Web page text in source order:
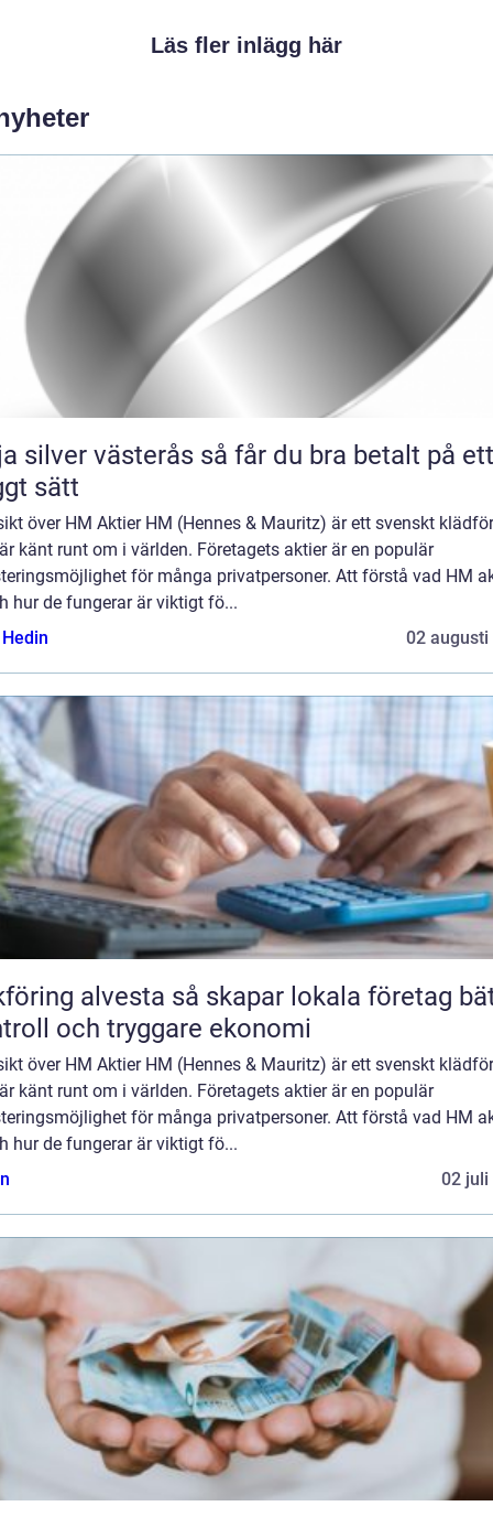
Läs fler inlägg här
västerås så får du bra betalt på ett
sätt
över HM Aktier HM (Hennes & Mauritz) är ett svenskt
känt runt om i världen. Företagets aktier är en populär
för många privatpersoner. Att förstå vad HM
hur de fungerar är viktigt fö...
02 augusti
så skapar lokala företag bättre
och tryggare ekonomi
över HM Aktier HM (Hennes & Mauritz) är ett svenskt
känt runt om i världen. Företagets aktier är en populär
för många privatpersoner. Att förstå vad HM
hur de fungerar är viktigt fö...
02 juli